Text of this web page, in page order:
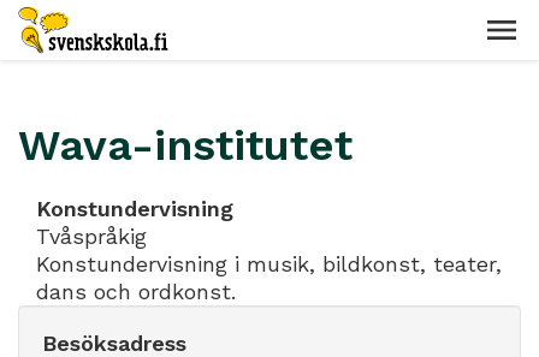
Wava-institutet
Konstundervisning
Tvåspråkig
Konstundervisning i musik, bildkonst, teater,
dans och ordkonst.
Besöksadress